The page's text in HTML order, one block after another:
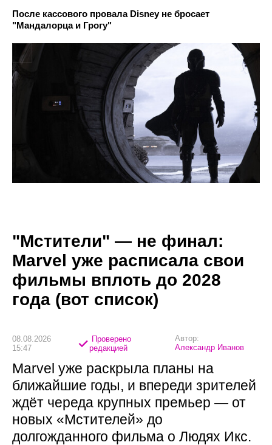
После кассового провала Disney не бросает
"Мандалорца и Грогу"
"Мстители" — не финал:
Marvel уже расписала свои
фильмы вплоть до 2028
года (вот список)
08.08.2026
15:47
Проверено
редакцией
Автор:
Александр Иванов
Marvel уже раскрыла планы на
ближайшие годы, и впереди зрителей
ждёт череда крупных премьер — от
новых «Мстителей» до
долгожданного фильма о Людях Икс.